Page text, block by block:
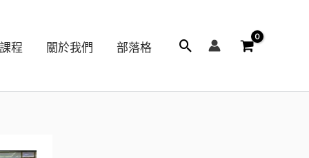
程 關於我們 部落格
搜